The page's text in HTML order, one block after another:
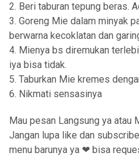
2. Beri taburan tepung beras.
3. Goreng Mie dalam minyak
berwarna kecoklatan dan
4. Mienya bs diremukan
iya bisa tidak.
5. Taburkan Mie kremes
6. Nikmati sensasinya
Mau pesan Langsung ya atau
Jangan lupa like dan
menu barunya ya ❤ bisa